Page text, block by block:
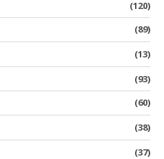
(120)
(89)
(13)
(93)
(60)
(38)
(37)